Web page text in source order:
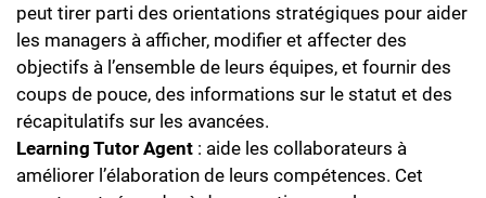
peut tirer parti des orientations stratégiques pour aider
les managers à afficher, modifier et affecter des
objectifs à l’ensemble de leurs équipes, et fournir des
coups de pouce, des informations sur le statut et des
récapitulatifs sur les avancées.
Learning Tutor Agent : aide les collaborateurs à
améliorer l’élaboration de leurs compétences. Cet